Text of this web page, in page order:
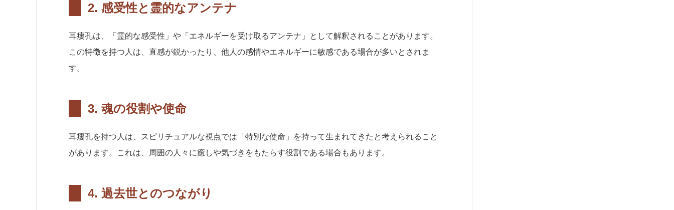
2. 感受性と霊的なアンテナ
耳瘻孔は、「霊的な感受性」や「エネルギーを受け取るアンテナ」として解釈されることがあります。
この特徴を持つ人は、直感が鋭かったり、他人の感情やエネルギーに敏感である場合が多いとされま
す。
3. 魂の役割や使命
耳瘻孔を持つ人は、スピリチュアルな視点では「特別な使命」を持って生まれてきたと考えられること
があります。これは、周囲の人々に癒しや気づきをもたらす役割である場合もあります。
4. 過去世とのつながり